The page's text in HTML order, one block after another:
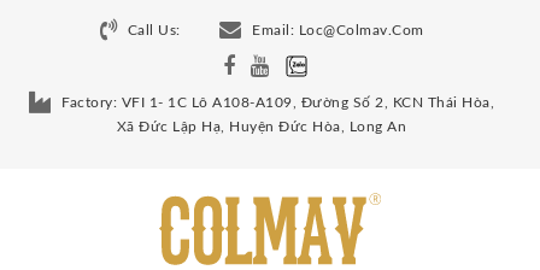
Call Us: Email: Loc@colmav.com
Factory: VFI 1- 1C Lô A108-A109, Đường Số 2, KCN Thái Hòa,
Xã Đức Lập Hạ, Huyện Đức Hòa, Long An